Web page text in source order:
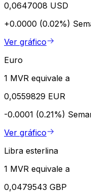
0,0647008 USD
+0.0000 (0.02%)
Ver gráfico
Euro
1 MVR equivale a
0,0559829 EUR
-0.0001 (0.21%)
Ver gráfico
Libra esterlina
1 MVR equivale a
0,0479543 GBP